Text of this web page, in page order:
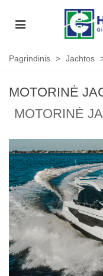
Pagrindinis > Jachtos
MOTORINĖ
MOTORINĖ